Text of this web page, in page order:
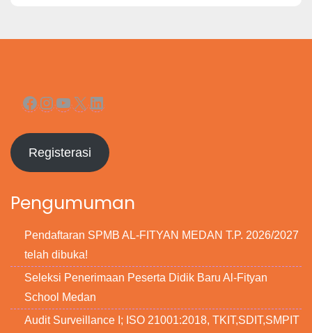
Facebook
Instagram
YouTube
X LinkedIn
Registerasi
Pengumuman
Pendaftaran SPMB AL-FITYAN MEDAN T.P. 2026/2027
telah dibuka!
Seleksi Penerimaan Peserta Didik Baru Al-Fityan
School Medan
Audit Surveillance I; ISO 21001:2018, TKIT,SDIT,SMPIT